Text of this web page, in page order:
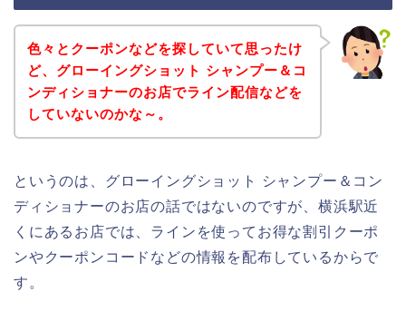
色々とクーポンなどを探していて思ったけ
ど、グローイングショット シャンプー＆コ
ンディショナーのお店でライン配信などを
していないのかな～。
というのは、グローイングショット シャンプー＆コン
ディショナーのお店の話ではないのですが、横浜駅近
くにあるお店では、ラインを使ってお得な割引クーポ
ンやクーポンコードなどの情報を配布しているからで
す。